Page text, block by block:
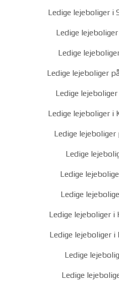
Ledige lejeboliger i
Ledige
Ledige
Ledige lejeboliger
Ledige
Ledige lejeboliger i
Ledige
Ledige
Ledige
Ledige
Ledige lejeboliger i
Ledige lejeboliger i
Ledige
Ledige